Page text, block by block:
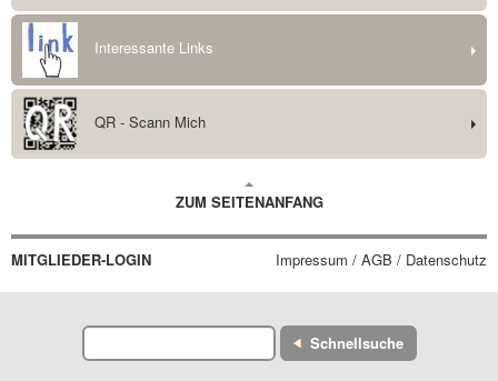
Interessante Links
QR - Scann Mich
ZUM SEITENANFANG
MITGLIEDER-LOGIN Impressum / AGB / Datenschutz
Schnellsuche